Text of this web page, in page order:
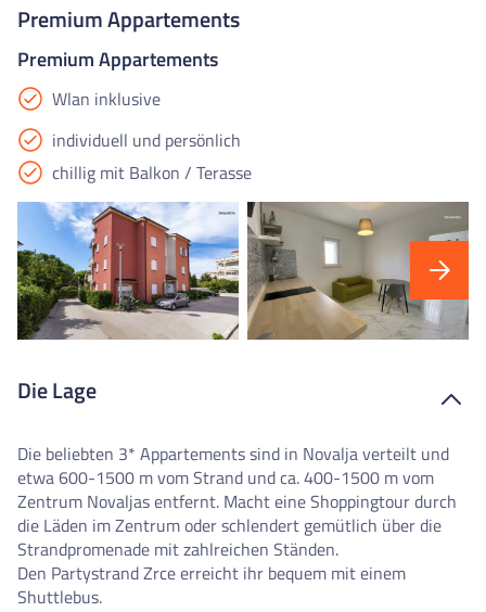
Premium Appartements
Premium Appartements
Wlan inklusive
individuell und persönlich
chillig mit Balkon / Terasse
Die Lage
Die beliebten 3* Appartements sind in Novalja verteilt und
etwa 600-1500 m vom Strand und ca. 400-1500 m vom
Zentrum Novaljas entfernt. Macht eine Shoppingtour durch
die Läden im Zentrum oder schlendert gemütlich über die
Strandpromenade mit zahlreichen Ständen.
Den Partystrand Zrce erreicht ihr bequem mit einem
Shuttlebus.